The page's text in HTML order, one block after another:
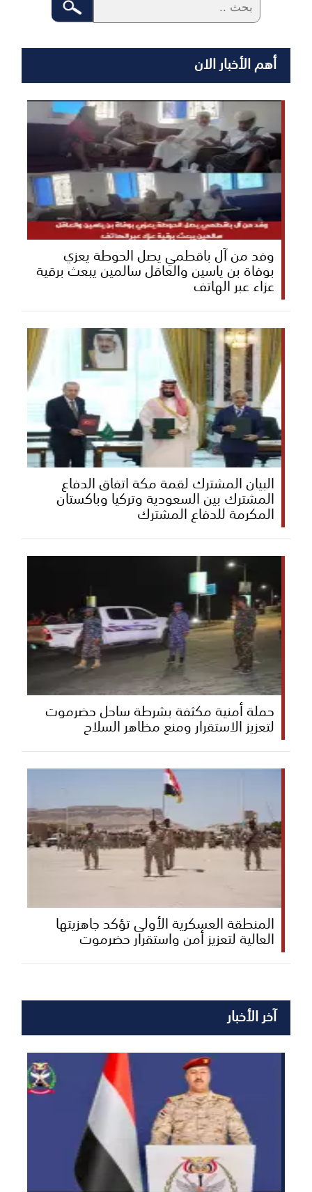
أهم الأخبار الان
وفد من آل باقطمي يصل الحوطة يعزي
بوفاة بن ياسين والعاقل سالمين يبعث برقية
عزاء عبر الهاتف
البيان المشترك لقمة مكة اتفاق الدفاع
المشترك بين السعودية وتركيا وباكستان
المكرمة للدفاع المشترك
حملة أمنية مكثفة بشرطة ساحل حضرموت
لتعزيز الاستقرار ومنع مظاهر السلاح
المنطقة العسكرية الأولى تؤكد جاهزيتها
العالية لتعزيز أمن واستقرار حضرموت
آخر الأخبار